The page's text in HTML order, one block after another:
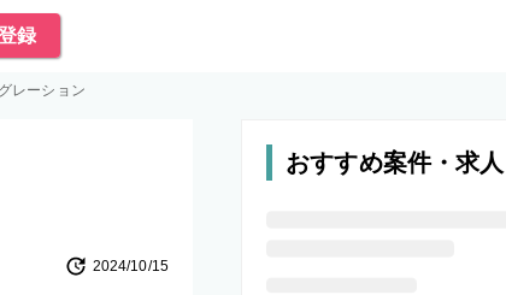
録
レーション
2024/10/15
おすすめ案件・求人